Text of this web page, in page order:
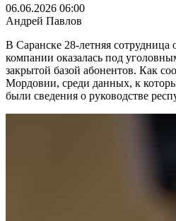
06.06.2026 06:00
Андрей Павлов
В Саранске 28-летняя сотрудница
компании оказалась под
закрытой базой абонентов. Как
Мордовии, среди данных, к
были сведения о руководстве